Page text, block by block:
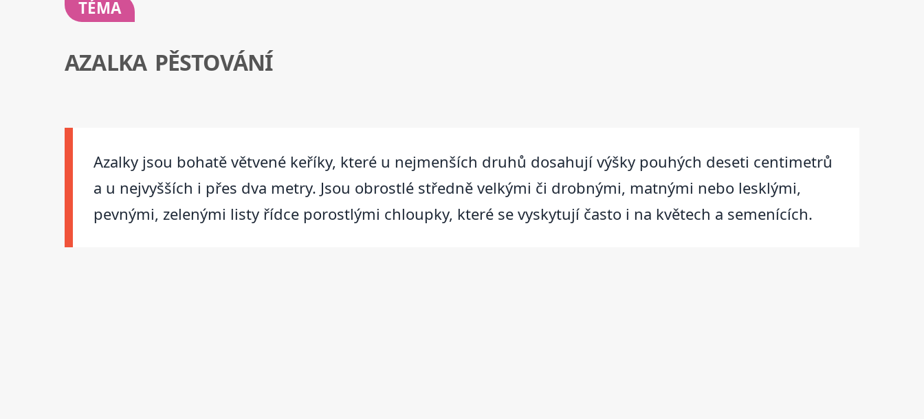
TÉMA
AZALKA PĚSTOVÁNÍ
Azalky jsou bohatě větvené keříky, které u nejmenších druhů dosahují výšky pouhých deseti centimetrů
a u nejvyšších i přes dva metry. Jsou obrostlé středně velkými či drobnými, matnými nebo lesklými,
pevnými, zelenými listy řídce porostlými chloupky, které se vyskytují často i na květech a semenících.